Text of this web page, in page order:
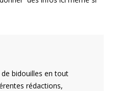
bidouilles en tout
rédactions,